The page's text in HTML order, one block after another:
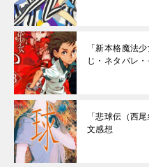
「新本格魔法
じ・ネタバレ
「悲球伝（西
文感想